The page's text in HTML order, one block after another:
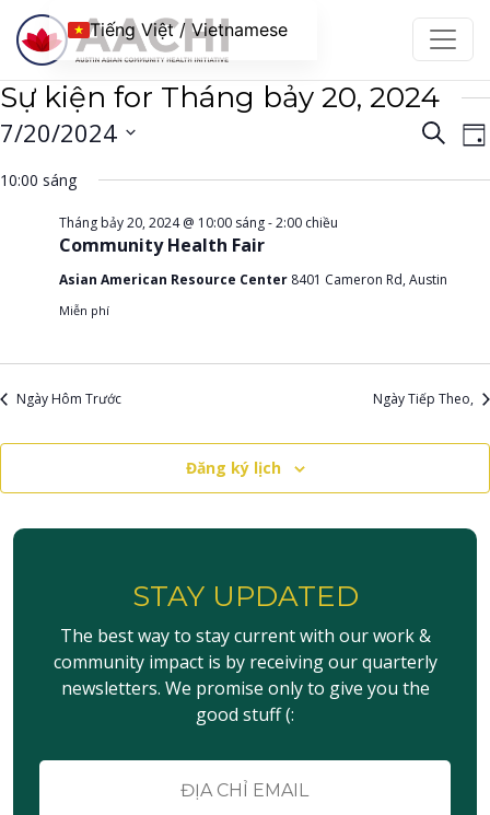
Chuyển đến nội dung
Sự kiện for Tháng bảy 20, 2024
Điều
xem
kiếm
Sự
kiện
Tìm
7/20/2024
ngày.
10:00 sáng
Community Health Fair
Tháng bảy 20, 2024 @ 10:00 sáng-2:00 chiều
Asian American Resource Center 8401 Cameron Rd, Austin
Miễn phí
Ngày Hôm Trước Ngày Tiếp Theo,
Đăng ký lịch
STAY UPDATED
The best way to stay current with our work &
community impact is by receiving our quarterly
newsletters. We promise only to give you the
good stuff (:
mail
Tiếng Việt / Vietnamese